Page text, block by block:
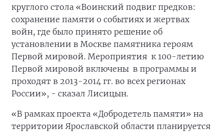
круглого столa «Воинский подвиг предков:
сохранение памяти о событиях и жертвах
войн, где было принято решение об
установлении в Москве памятника героям
Первой мировой. Мероприятия к 100-летию
Первой мировой включены в программы и
проходят в 2013-2014 гг. во всех регионах
России», - сказал Лисицын.
«В рамках проекта «Добродетель памяти» на
территории Ярославской области планируется